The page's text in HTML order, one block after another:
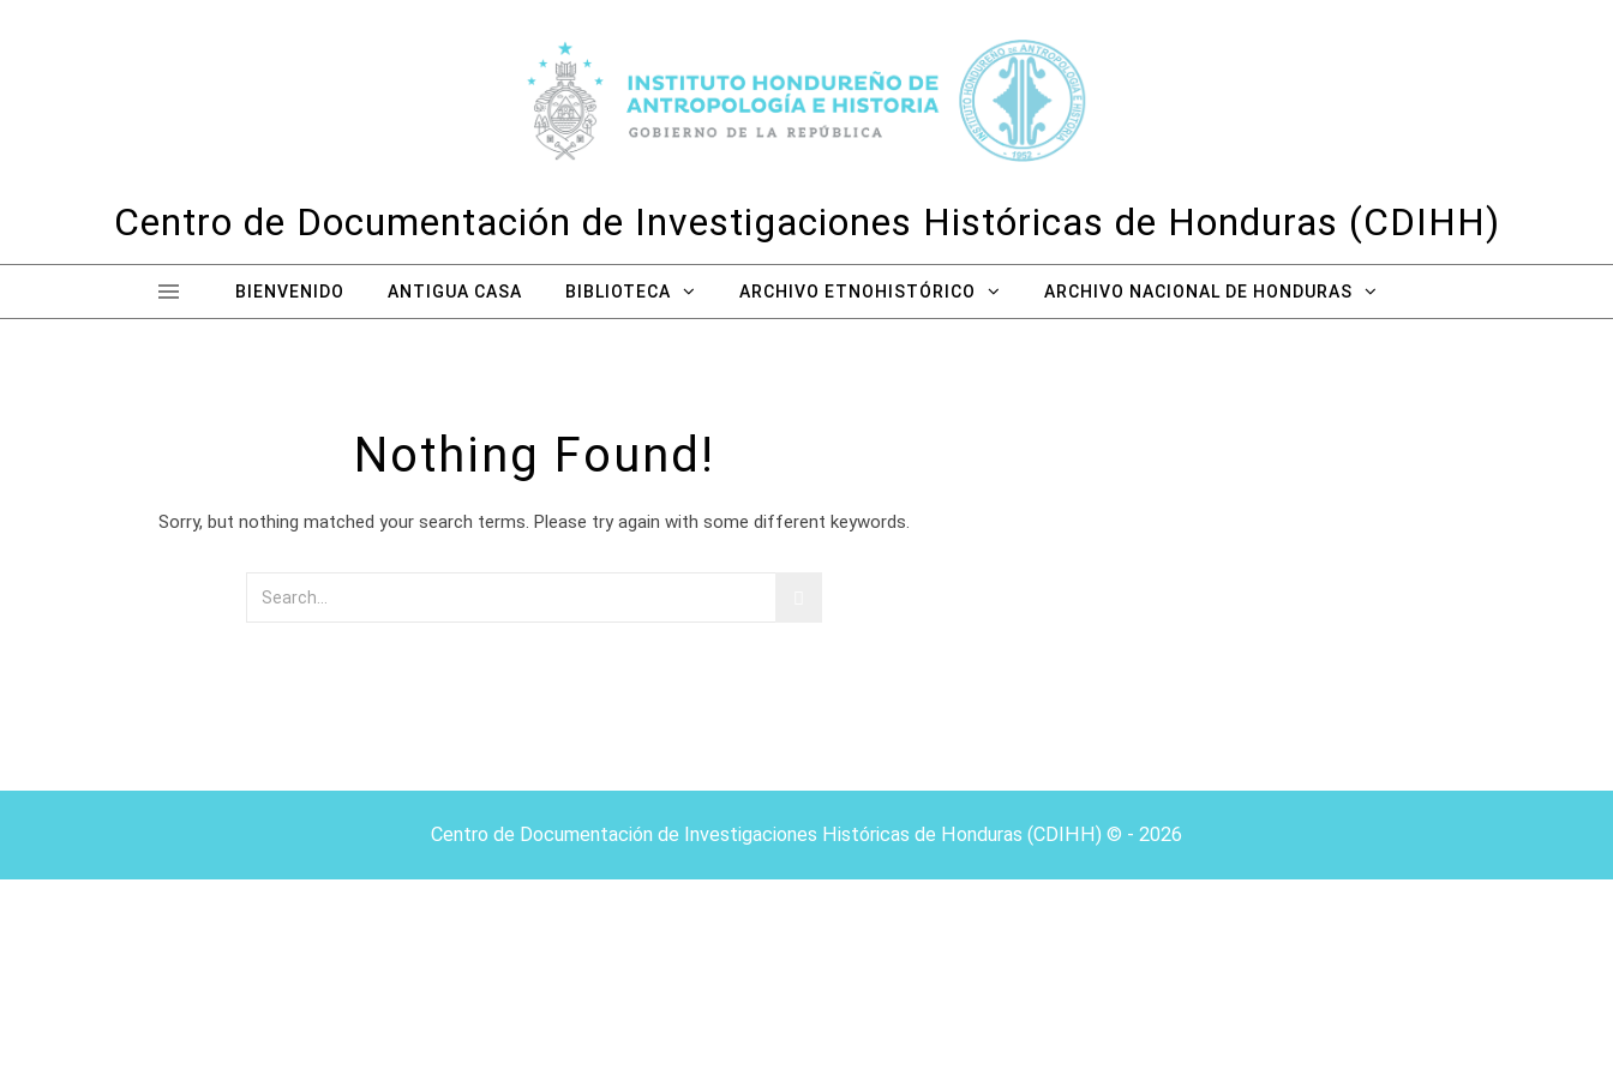
Centro de Documentación de Investigaciones Históricas de Honduras (CDIHH)
BIENVENIDO ANTIGUA CASA BIBLIOTECA ARCHIVO ETNOHISTÓRICO ARCHIVO NACIONAL DE HONDURAS
Nothing Found!
Sorry, but nothing matched your search terms. Please try again with some different keywords.
Centro de Documentación de Investigaciones Históricas de Honduras (CDIHH) © - 2026